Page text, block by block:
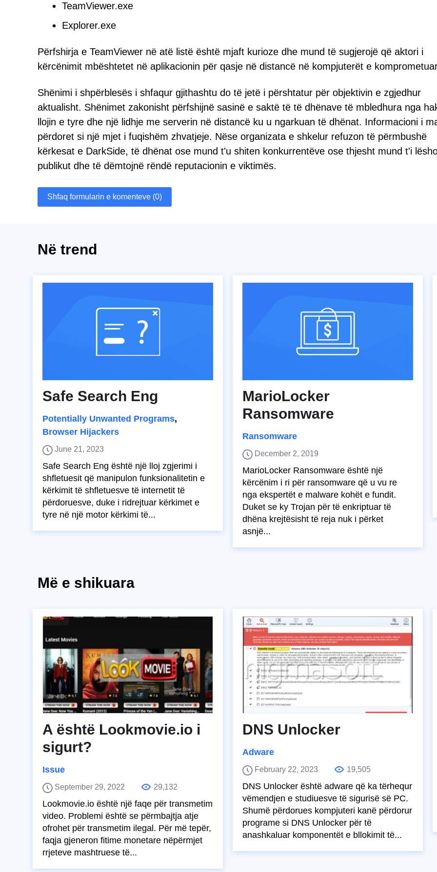
TeamViewer.exe
Explorer.exe
Përfshirja e TeamViewer në atë listë është mjaft kurioze dhe mund të sugjerojë që aktori i
kërcënimit mbështetet në aplikacionin për qasje në distancë në kompjuterët e
Shënimi i shpërblesës i shfaqur gjithashtu do të jetë i përshtatur për objektivin e zgjedhur
aktualisht. Shënimet zakonisht përfshijnë sasinë e saktë të të dhënave të mbledhura nga
llojin e tyre dhe një lidhje me serverin në distancë ku u ngarkuan të dhënat. Informacioni i
përdoret si një mjet i fuqishëm zhvatjeje. Nëse organizata e shkelur refuzon të përmbushë
kërkesat e DarkSide, të dhënat ose mund t'u shiten konkurrentëve ose thjesht mund t'i
publikut dhe të dëmtojnë rëndë reputacionin e viktimës.
Shfaq formularin e komenteve (0)
Në trend
Safe Search Eng
Potentially Unwanted Programs,
Browser Hijackers
June 21, 2023
Safe Search Eng është një lloj zgjerimi i
shfletuesit që manipulon funksionalitetin e
kërkimit të shfletuesve të internetit të
përdoruesve, duke i ridrejtuar kërkimet e
tyre në një motor kërkimi të...
MarioLocker
Ransomware
Ransomware
December 2, 2019
MarioLocker Ransomware është një
kërcënim i ri për ransomware që u vu re
nga ekspertët e malware kohët e fundit.
Duket se ky Trojan për të enkriptuar të
dhëna krejtësisht të reja nuk i përket
asnjë...
Më e shikuara
A është Lookmovie.io i
sigurt?
Issue
September 29, 2022 29,132
Lookmovie.io është një faqe për transmetim
video. Problemi është se përmbajtja atje
ofrohet për transmetim ilegal. Për më tepër,
faqja gjeneron fitime monetare nëpërmjet
rrjeteve mashtruese të...
DNS Unlocker
Adware
February 22, 2023 19,505
DNS Unlocker është adware që ka tërhequr
vëmendjen e studiuesve të sigurisë së PC.
Shumë përdorues kompjuteri kanë përdorur
programe si DNS Unlocker për të
anashkaluar komponentët e bllokimit të...